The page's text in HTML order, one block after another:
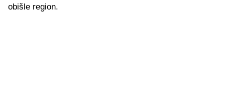
obišle region.